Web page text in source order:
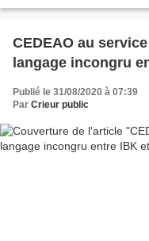
CEDEAO au
langage incongru
Publié le 31/08/2020 à 07:39
Par Crieur public